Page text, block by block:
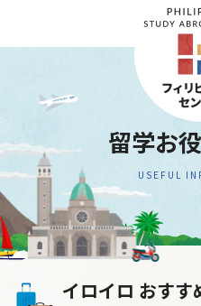
留学お
USEFUL
イロイロ おすす